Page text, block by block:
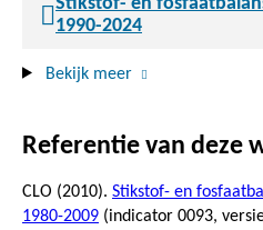
1990-2024
Bekijk meer
Referentie van deze
CLO (2010). Stikstof- en
1980-2009 (indicator 0093,